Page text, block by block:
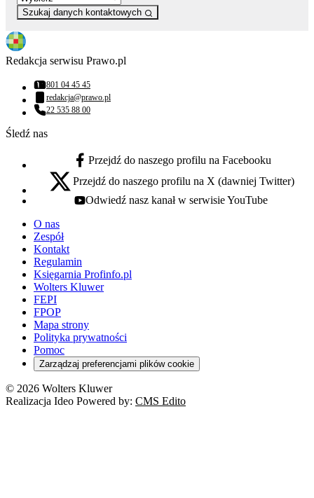
Szukaj danych kontaktowych
Redakcja serwisu Prawo.pl
Numer telefonu:
801 04 45 45
Adres email:
redakcja@prawo.pl
Numer telefonu:
22 535 88 00
Śledź nas
facebook - otwiera się w nowej karcie
Przejdź do naszego profilu na Facebooku
x - otwiera się w nowej karcie
Przejdź do naszego profilu na X (dawniej Twitter)
youtube - otwiera się w nowej karcie
Odwiedź nasz kanał w serwisie YouTube
O nas
Zespół
Kontakt
Regulamin
Księgarnia Profinfo.pl
Wolters Kluwer
FEPI
FPOP
Mapa strony
Polityka prywatności
Pomoc
Zarządzaj preferencjami plików cookie
© 2026 Wolters Kluwer
Realizacja Ideo Powered by: CMS Edito